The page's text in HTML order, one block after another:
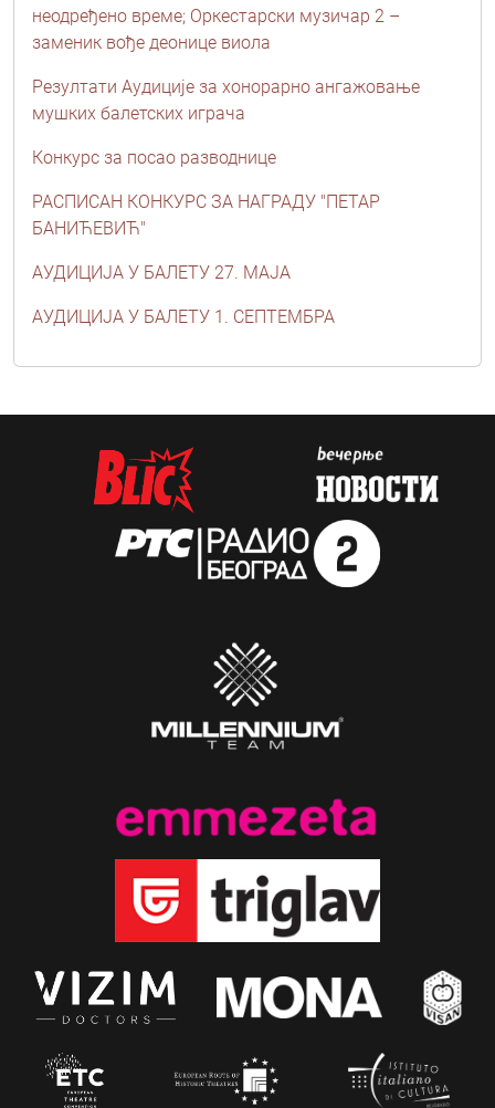
неодређено време; Oркестарски музичар 2 –
заменик вође деонице виола
Резултати Aудиције за хонорарно ангажовање
мушких балетских играча
Конкурс за посао разводнице
РАСПИСАН КОНКУРС ЗА НАГРАДУ "ПЕТАР
БАНИЋЕВИЋ"
АУДИЦИЈА У БАЛЕТУ 27. МАЈА
АУДИЦИЈА У БАЛЕТУ 1. СЕПТЕМБРА